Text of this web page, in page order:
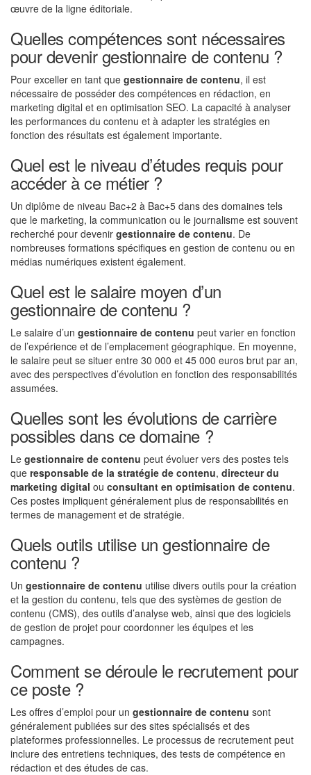
œuvre de la ligne éditoriale.
Quelles compétences sont nécessaires
pour devenir gestionnaire de contenu ?
Pour exceller en tant que gestionnaire de contenu, il est
nécessaire de posséder des compétences en rédaction, en
marketing digital et en optimisation SEO. La capacité à analyser
les performances du contenu et à adapter les stratégies en
fonction des résultats est également importante.
Quel est le niveau d’études requis pour
accéder à ce métier ?
Un diplôme de niveau Bac+2 à Bac+5 dans des domaines tels
que le marketing, la communication ou le journalisme est souvent
recherché pour devenir gestionnaire de contenu. De
nombreuses formations spécifiques en gestion de contenu ou en
médias numériques existent également.
Quel est le salaire moyen d’un
gestionnaire de contenu ?
Le salaire d’un gestionnaire de contenu peut varier en fonction
de l’expérience et de l’emplacement géographique. En moyenne,
le salaire peut se situer entre 30 000 et 45 000 euros brut par an,
avec des perspectives d’évolution en fonction des responsabilités
assumées.
Quelles sont les évolutions de carrière
possibles dans ce domaine ?
Le gestionnaire de contenu peut évoluer vers des postes tels
que responsable de la stratégie de contenu, directeur du
marketing digital ou consultant en optimisation de contenu.
Ces postes impliquent généralement plus de responsabilités en
termes de management et de stratégie.
Quels outils utilise un gestionnaire de
contenu ?
Un gestionnaire de contenu utilise divers outils pour la création
et la gestion du contenu, tels que des systèmes de gestion de
contenu (CMS), des outils d’analyse web, ainsi que des logiciels
de gestion de projet pour coordonner les équipes et les
campagnes.
Comment se déroule le recrutement pour
ce poste ?
Les offres d’emploi pour un gestionnaire de contenu sont
généralement publiées sur des sites spécialisés et des
plateformes professionnelles. Le processus de recrutement peut
inclure des entretiens techniques, des tests de compétence en
rédaction et des études de cas.